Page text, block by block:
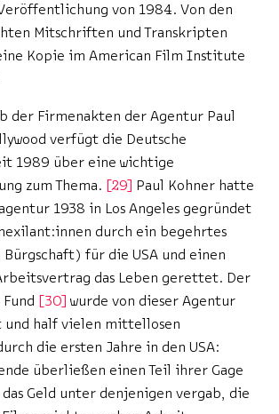
von 1984. Von den
Mitschriften und Transkripten
Kopie im American Film Institute
der Firmenakten der Agentur Paul
verfügt die Deutsche
1989 über eine wichtige
zum Thema.
29
Paul Kohner hatte
1938 in Los Angeles gegründet
durch ein begehrtes
für die USA und einen
das Leben gerettet. Der
30 wurde von dieser Agentur
und half vielen mittellosen
die ersten Jahre in den USA:
überließen einen Teil ihrer Gage
Geld unter denjenigen vergab, die